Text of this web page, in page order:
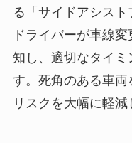
る「サイドアシスト
ドライバーが車線
知し、適切なタイ
す。死角のある車
リスクを大幅に軽減